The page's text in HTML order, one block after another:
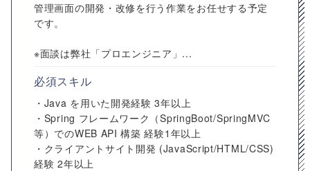
管理画面の開発・改修を行う作業をお任せする予定
です。
※面談は弊社「プロエンジニア」...
必須スキル
・Java を用いた開発経験 3年以上
・Spring フレームワーク（SpringBoot/SpringMVC
等）でのWEB API 構築 経験1年以上
・クライアントサイト開発 (JavaScript/HTML/CSS)
経験 2年以上